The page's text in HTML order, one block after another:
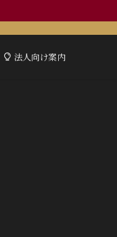
法人向け案内